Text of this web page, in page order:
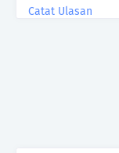
Catat Ulasan